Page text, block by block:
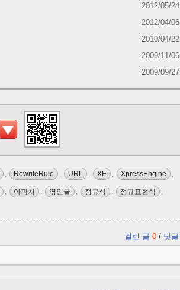
2012/05/24
2012/04/06
2010/04/22
2009/11/06
2009/09/27
, RewriteRule , URL , XE , XpressEngine ,
, 아파치 , 엮인글 , 정규식 , 정규표현식 ,
걸린 글 0 / 덧글